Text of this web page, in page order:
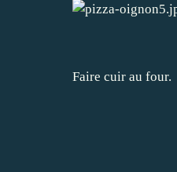
Faire cuir au four.